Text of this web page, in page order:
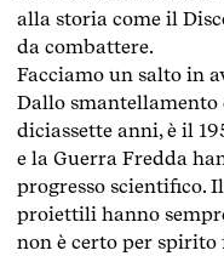
alla storia come il
da combattere.
Facciamo un salto in
Dallo
diciassette anni, è il
e la Guerra Fredda
progresso scientifico.
proiettili hanno
non è certo per